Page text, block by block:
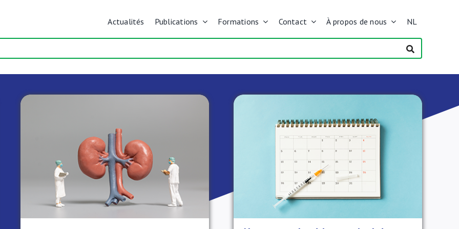
Actualités Publications Formations Contact À propos de nous NL